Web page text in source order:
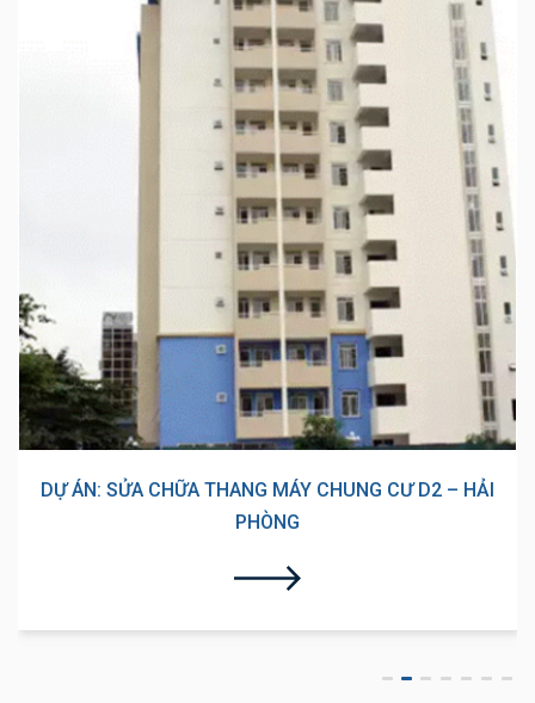
DỰ ÁN: SỬA CHỮA THANG MÁY CHUNG CƯ HH3 - HH4,
ĐỔNG QUỐC BÌNH, HP